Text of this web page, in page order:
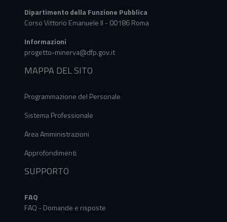
Dipartimento della Funzione Pubblica
Corso Vittorio Emanuele II - 00186 Roma
Informazioni
progetto-minerva@dfp.gov.it
MAPPA DEL SITO
Programmazione del Personale
Sistema Professionale
Area Amministrazioni
Approfondimenti
SUPPORTO
FAQ
FAQ - Domande e risposte